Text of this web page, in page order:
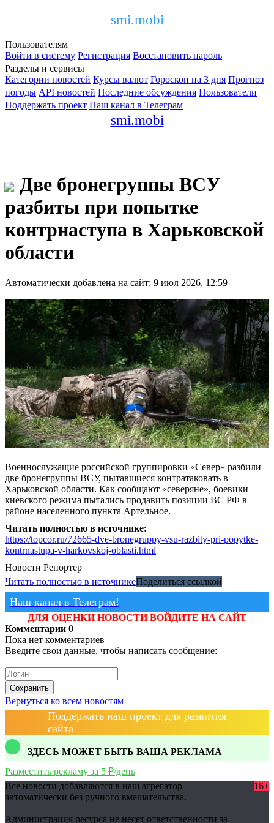
smi.mobi
Пользователям
Войти в систему Регистрация Восстановить пароль
Разделы и сервисы
Категории новостей Курсы валют Гороскоп на 3 дня Прогноз
погоды API новостей Последние обсуждения Пользователи
Поддержать проект Наш канал в Телеграм
smi.mobi
Две бронегруппы ВСУ
разбиты при попытке
контрнаступа в Харьковской
области
Автоматически добавлена на сайт: 9 июл 2026, 12:59
Военнослужащие российской группировки «Север» разбили
две бронегруппы ВСУ, пытавшиеся контратаковать в
Харьковской области. Как сообщают «северяне», боевики
киевского режима пытались продавить позиции ВС РФ в
районе населенного пункта Артельное.
Читать полностью в источнике:
https://topcor.ru/72665-dve-bronegruppy-vsu-razbity-pri-popytke-
kontrnastupa-v-harkovskoj-oblasti.html
Новости Репортер
Читать полностью в источникеПоделиться ссылкой
Наш канал в Телеграм!
ДЛЯ ОЦЕНКИ НОВОСТИ ВОЙДИТЕ НА САЙТ
Комментарии 0
Пока нет комментариев
Введите свои данные, чтобы написать сообщение:
Сохранить
Вернуться ко всем новостям
Поддержать наш проект для развития
сайта
ЗДЕСЬ МОЖЕТ БЫТЬ ВАША РЕКЛАМА
Разместить рекламу за 5 ₽/день
Все новости добавляются в наш агрегатор
автоматически без ручного вмешательства.
16+
Администрация ресурса не несет ответственности за